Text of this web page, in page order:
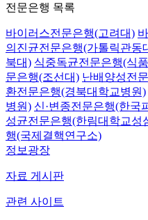
전문은행 목록
바이러스전문은행(고려대)
의진균전문은행(가톨릭관동
북대) 식중독균전문은행(식
문은행(조선대) 난배양성전
환전문은행(경북대학교병원)
병원) 신·변종전문은행(한국
성균전문은행(한림대학교성
행(국제결핵연구소)
정보광장
자료 게시판
관련 사이트